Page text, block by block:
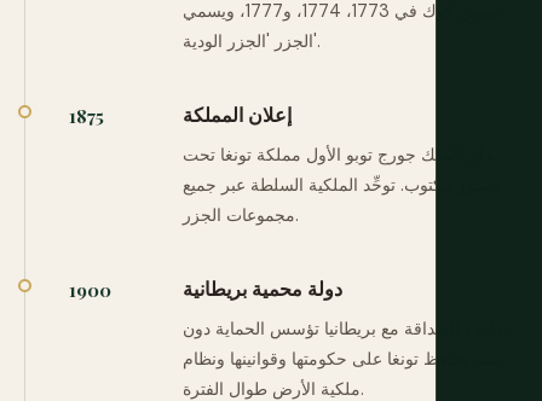
جيمس كوك في 1773، 1774، و1777، ويسمي
الجزر 'الجزر الودية'.
1875 إعلان المملكة
يعلن الملك جورج توبو الأول مملكة تونغا تحت
دستور مكتوب. توحِّد الملكية السلطة عبر جميع
مجموعات الجزر.
1900 دولة محمية بريطانية
معاهدة الصداقة مع بريطانيا تؤسس الحماية دون
ضم. تحافظ تونغا على حكومتها وقوانينها ونظام
ملكية الأرض طوال الفترة.